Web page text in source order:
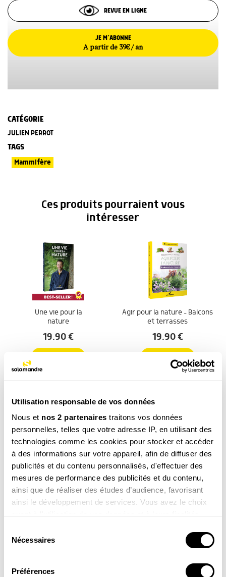
Utilisation responsable de vos données
Nous et nos 2 partenaires traitons vos données
personnelles, telles que votre adresse IP, en utilisant des
technologies comme les cookies pour stocker et accéder
à des informations sur votre appareil, afin de diffuser des
publicités et du contenu personnalisés, d'effectuer des
mesures de performance des publicités et du contenu,
ainsi que de réaliser des études d’audience, favorisant
ainsi le développement de services. Vous avez le choix
tout moment en consultant la Déclaration relative aux
cookies ou en cliquant sur l'icône de confidentialité.
Si vous le permettez, nous aimerions également :
Nécessaires
Préférences
REVUE EN LIGNE
JE M’ABONNE
A partir de 39€ / an
CATÉGORIE
JULIEN PERROT
TAGS
Mammifère
Ces produits pourraient vous
intéresser
Une vie pour la
nature
19.90€
Agir pour la nature – Balcons
et terrasses
19.90€
Le grand livre de la
nature
69.00€
COMMANDER
Les plantes
sauvages
49.00€
COMMANDER